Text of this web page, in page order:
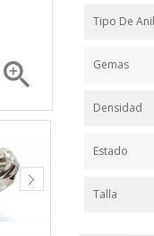

Tipo De
Gemas
Densidad
Estado
Talla